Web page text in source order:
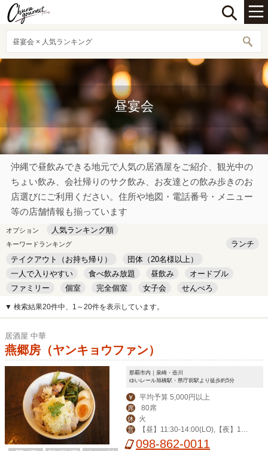
昼宴会 × 人気ランキング
昼宴会
沖縄で昼飲みできる地元で人気の居酒屋をご紹介、観光中の
ちょい飲み、会社帰りのサク飲み、お友達との飲み歩きのお
店選びにご利用ください。住所や地図・電話番号・メニュー
等の店舗情報も揃っています
オプション 人気ランキング順
キーワードランキング
ランチ
テイクアウト（お持ち帰り）
団体（20名様以上）
一人で入りやすい
食べ飲み放題 昼飲み
オードブル
ファミリー
個室 完全個室 女子会
せんべろ
キッズルーム
安い デート
▼ 検索結果20件中、1～20件を表示しています。
居酒屋 中華
燕郷房（ヤンキョウファン）
那覇市内｜泉崎・壺川
ゆいレール旭橋駅・県庁前駅より徒歩約5分
￥ 平均予算 5,000円以上
席 80席
休 火
営
【昼】11:30-14:00(LO),【夜】17:
30-22:30(LO),土/祝17:00-22:30(LO),
098-862-0011